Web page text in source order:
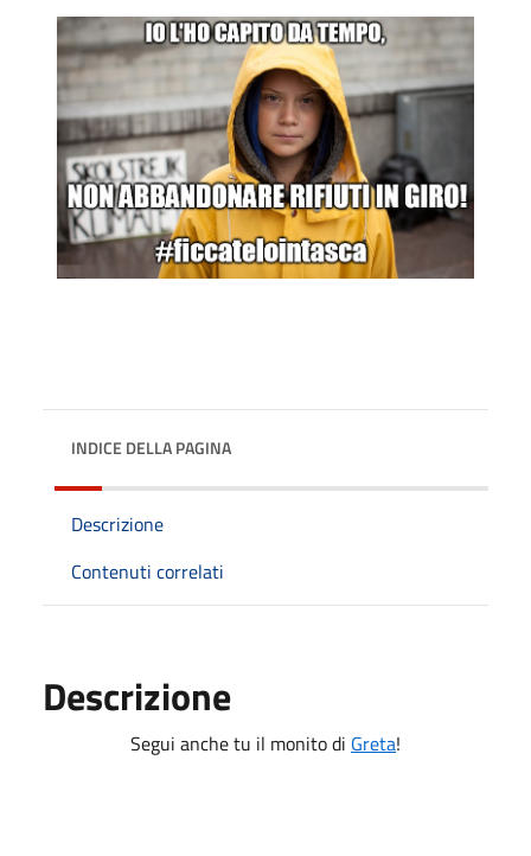
INDICE DELLA PAGINA
Descrizione
Contenuti correlati
Descrizione
Segui anche tu il monito di Greta!